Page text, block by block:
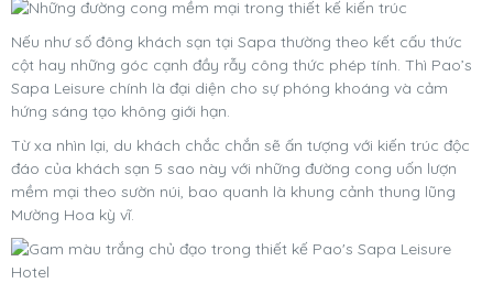
Nếu như số đông khách sạn tại Sapa thường theo kết cấu thức
cột hay những góc cạnh đầy rẫy công thức phép tính. Thì Pao’s
Sapa Leisure chính là đại diện cho sự phóng khoáng và cảm
hứng sáng tạo không giới hạn.
Từ xa nhìn lại, du khách chắc chắn sẽ ấn tượng với kiến trúc độc
đáo của khách sạn 5 sao này với những đường cong uốn lượn
mềm mại theo sườn núi, bao quanh là khung cảnh thung lũng
Mường Hoa kỳ vĩ.